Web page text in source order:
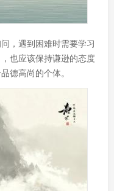
，遇到困难时需要学习
也应该保持谦逊的态度
德高尚的个体。